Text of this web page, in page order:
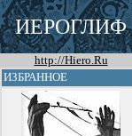
ИЕРОГЛИФ
http://Hiero.Ru
ИЗБРАННОЕ